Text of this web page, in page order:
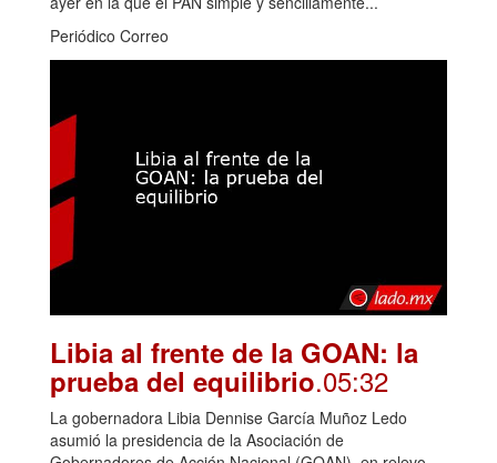
Periódico Correo
Libia al frente de la GOAN: la
prueba del equilibrio.05:32
La gobernadora Libia Dennise García Muñoz Ledo
asumió la presidencia de la Asociación de